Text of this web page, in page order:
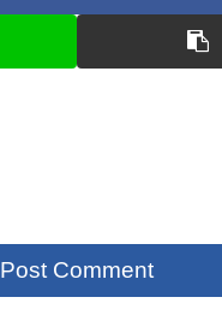
Post Comment